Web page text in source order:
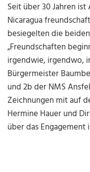
Seit über 30 Jahren
Nicaragua
besiegelten die
„Freundschaften
irgendwie, irgendwo,
Bürgermeister
und 2b der NMS
Zeichnungen mit auf
Hermine Hauer und
über das Engagement